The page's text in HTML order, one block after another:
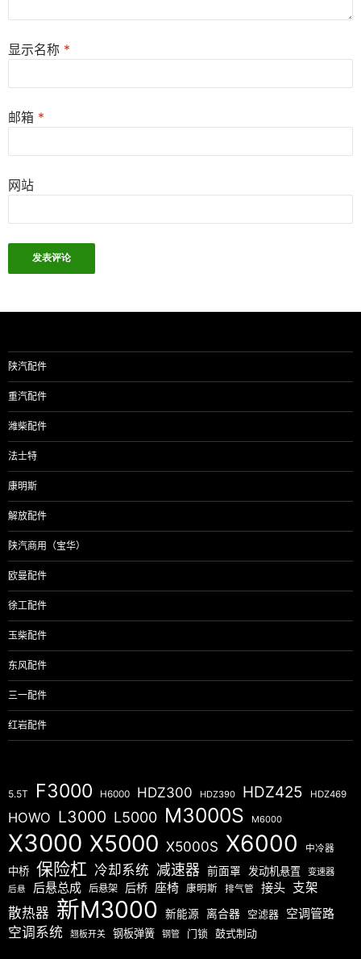
显示名称 *
邮箱 *
网站
陕汽配件
重汽配件
潍柴配件
法士特
康明斯
解放配件
陕汽商用（宝华）
欧曼配件
徐工配件
玉柴配件
东风配件
三一配件
红岩配件
5.5T F3000 H6000 HDZ300 HDZ390 HDZ425 HDZ469
HOWO L3000 L5000 M3000S M6000
X3000 X5000 X5000S X6000 中冷器
中桥 保险杠 冷却系统 减速器 前面罩 发动机悬置 变速器
后悬 后悬总成 后悬架 后桥 座椅 康明斯 排气管 接头 支架
散热器 新M3000 新能源 离合器 空滤器 空调管路
空调系统 翘板开关 钢板弹簧 钢管 门锁 鼓式制动